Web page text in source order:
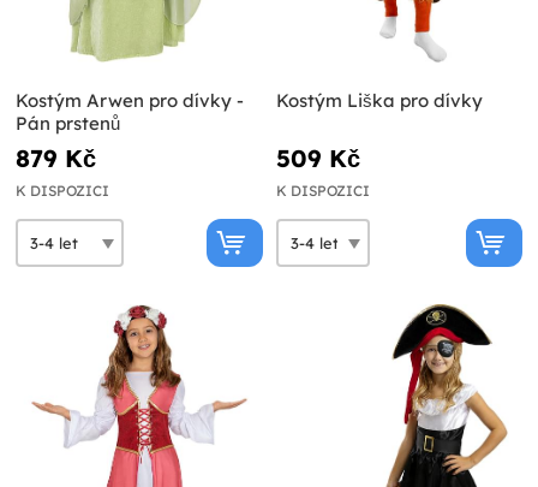
Kostým Arwen pro dívky -
Pán prstenů
879 Kč
K DISPOZICI
Kostým Liška pro dívky
509 Kč
K DISPOZICI